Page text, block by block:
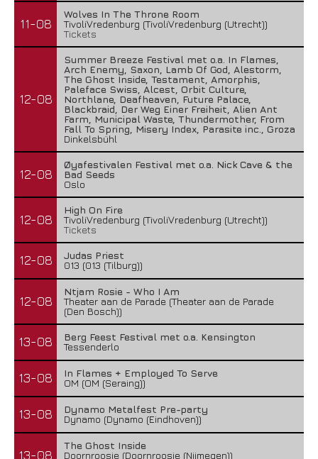
11-08
Wolves In The Throne Room
TivoliVredenburg (TivoliVredenburg (Utrecht))
Tickets
12-08
Summer Breeze Festival met o.a. In Flames,
Arch Enemy, Saxon, Lamb Of God, Alestorm,
The Ghost Inside, Testament, Amorphis,
Paleface Swiss, Alcest, Orbit Culture,
Northlane, Deafheaven, Future Palace,
Blackbraid, Der Weg Einer Freiheit, Alien Ant
Farm, Municipal Waste, Thundermother, From
Fall To Spring, Misery Index, Parasite inc., Groza
Dinkelsbühl
12-08
Øyafestivalen Festival met o.a. Nick Cave & the
Bad Seeds
Oslo
12-08
High On Fire
TivoliVredenburg (TivoliVredenburg (Utrecht))
Tickets
12-08
Judas Priest
013 (013 (Tilburg))
12-08
Ntjam Rosie - Who I Am
Theater aan de Parade (Theater aan de Parade
(Den Bosch))
13-08
Berg Feest Festival met o.a. Kensington
Tessenderlo
13-08
In Flames + Employed To Serve
OM (OM (Seraing))
13-08
Dynamo Metalfest Pre-party
Dynamo (Dynamo (Eindhoven))
13-08
The Ghost Inside
Doornroosje (Doornroosje (Nijmegen))